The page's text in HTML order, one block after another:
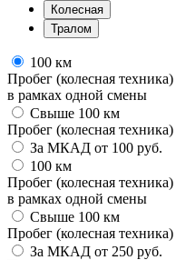
Колесная
Тралом
100 км
Пробег (колесная техника)
в рамках одной смены
Свыше 100 км
Пробег (колесная техника)
За МКАД от 100 руб.
100 км
Пробег (колесная техника)
в рамках одной смены
Свыше 100 км
Пробег (колесная техника)
За МКАД от 250 руб.